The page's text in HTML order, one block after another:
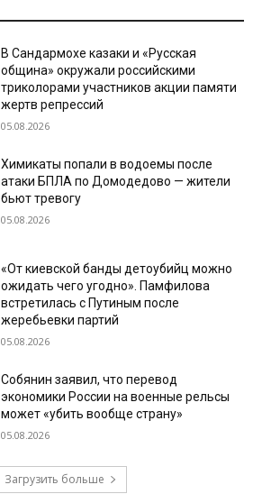
В Сандармохе казаки и «Русская
община» окружали российскими
триколорами участников акции памяти
жертв репрессий
05.08.2026
Химикаты попали в водоемы после
атаки БПЛА по Домодедово — жители
бьют тревогу
05.08.2026
«От киевской банды детоубийц можно
ожидать чего угодно». Памфилова
встретилась с Путиным после
жеребьевки партий
05.08.2026
Собянин заявил, что перевод
экономики России на военные рельсы
может «убить вообще страну»
05.08.2026
Загрузить больше